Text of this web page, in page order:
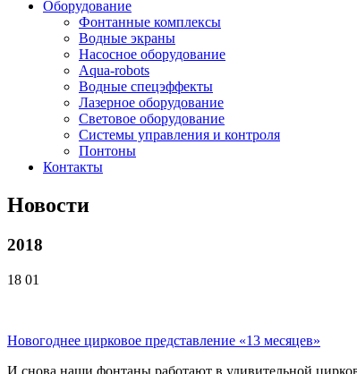
Оборудование
Фонтанные комплексы
Водные экраны
Насосное оборудование
Aqua-robots
Водные спецэффекты
Лазерное оборудование
Световое оборудование
Системы управления и контроля
Понтоны
Контакты
Новости
2018
18 01
Новогоднее цирковое представление «13 месяцев»
И снова наши фонтаны работают в удивительной